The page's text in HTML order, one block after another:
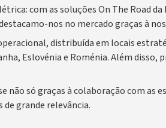
com as soluções On The Road
nos no mercado graças à
distribuída em locais
Eslovénia e Roménia. Além disso,
não só graças à colaboração com as
grande relevância.